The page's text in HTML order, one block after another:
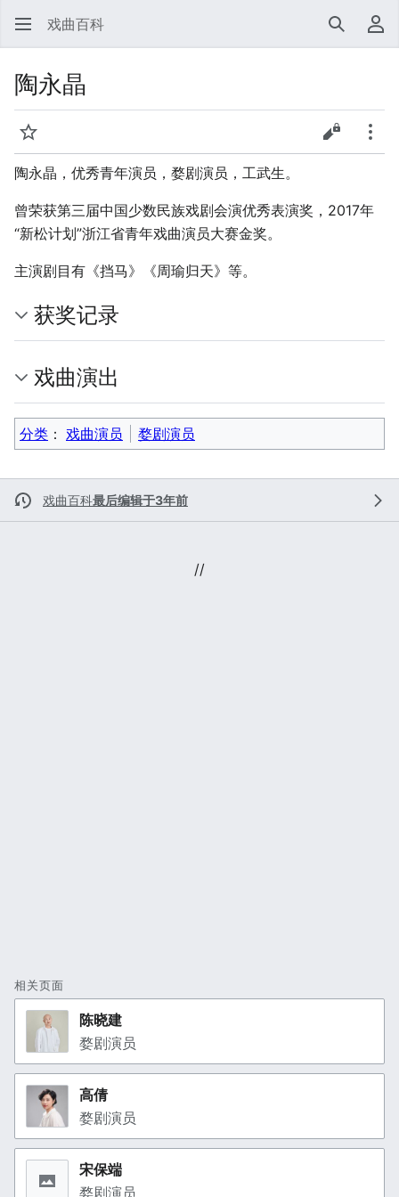
戏曲百科 搜索 用
陶永晶
监视 查看源代
更多
陶永晶，优秀青年演员，婺剧演员，工武生。
曾荣获第三届中国少数民族戏剧会演优秀表演奖，2017年
“新松计划”浙江省青年戏曲演员大赛金奖。
主演剧目有《挡马》《周瑜归天》等。
获奖记录
戏曲演出
分类 ：​ 戏曲演员 婺剧演员
戏曲百科最后编辑于3年前
//
相关页面
陈晓建
婺剧演员
高倩
婺剧演员
宋保端
婺剧演员